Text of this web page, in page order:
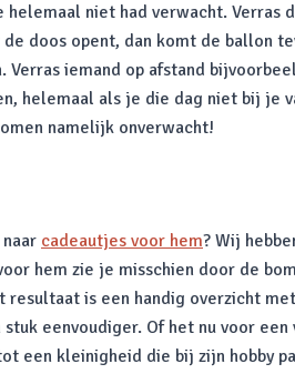
niet had verwacht. Verras
doos opent, dan komt de ballon
Verras iemand op afstand
helemaal als je die dag niet bij je
namelijk onverwacht!
cadeautjes voor hem? Wij
hem zie je misschien door de
is een handig overzicht
eenvoudiger. Of het nu voor
een kleinigheid die bij zijn hobby